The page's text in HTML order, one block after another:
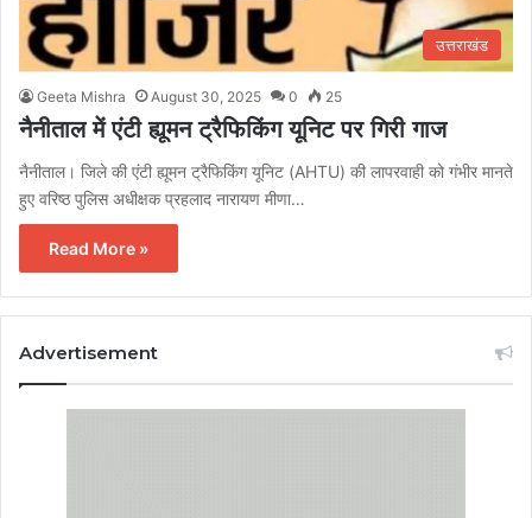
उत्तराखंड
Geeta Mishra August 30, 2025 0 25
नैनीताल में एंटी ह्यूमन ट्रैफिकिंग यूनिट पर गिरी गाज
नैनीताल। जिले की एंटी ह्यूमन ट्रैफिकिंग यूनिट (AHTU) की लापरवाही को गंभीर मानते
हुए वरिष्ठ पुलिस अधीक्षक प्रहलाद नारायण मीणा…
Read More »
Advertisement